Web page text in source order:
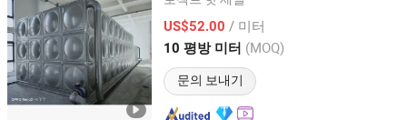
US$52.00 / 미터
10 평방 미터 (MOQ)
문의 보내기
JINAN YINHE WATER SUPPLY AND DRAINAGE
EQUIPMENT CO., LTD.
Shandong, China 이후 2026